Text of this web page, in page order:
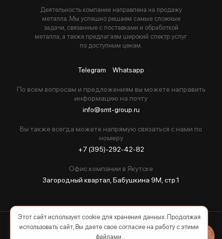
Деятельность компании направлена на продажу
металла. Мы успешно решаем самые сложные
задачи, связанные с поставками и обработкой
металла, а также предлагаем широкий спектр услуг
по доступным ценам.
Telegram Whatsapp
По всем вопросам и предложениям вы можете направить
информацию на почту
info@smt-group.ru
Вы также всегда можете напрямую связаться с нами по
номеру
+7 (395)-292-42-82
Офис компании в Якутске
Загородный квартал, Бабушкина 9М, стр.1
2026 © Все права защищены
Этот сайт использует cookie для хранения данных. Продолжая
использовать сайт, Вы даете свое согласие на работу с этими
файлами.